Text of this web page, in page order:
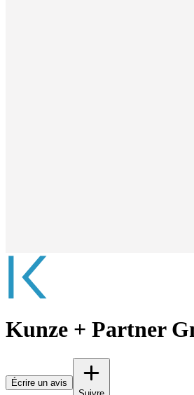
Kunze + Partner
Écrire un avis